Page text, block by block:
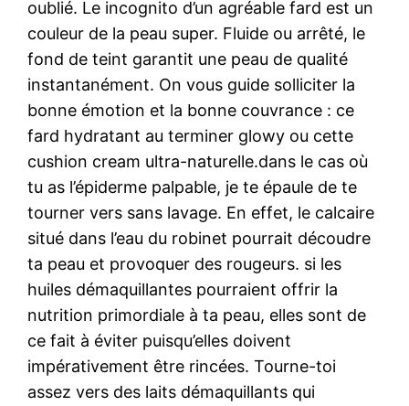
oublié. Le incognito d’un agréable fard est un
couleur de la peau super. Fluide ou arrêté, le
fond de teint garantit une peau de qualité
instantanément. On vous guide solliciter la
bonne émotion et la bonne couvrance : ce
fard hydratant au terminer glowy ou cette
cushion cream ultra-naturelle.dans le cas où
tu as l’épiderme palpable, je te épaule de te
tourner vers sans lavage. En effet, le calcaire
situé dans l’eau du robinet pourrait découdre
ta peau et provoquer des rougeurs. si les
huiles démaquillantes pourraient offrir la
nutrition primordiale à ta peau, elles sont de
ce fait à éviter puisqu’elles doivent
impérativement être rincées. Tourne-toi
assez vers des laits démaquillants qui